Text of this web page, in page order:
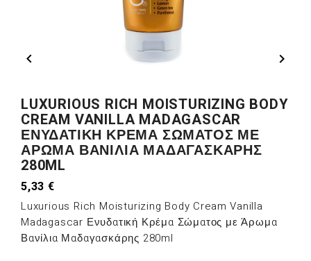
 
LUXURIOUS RICH MOISTURIZING BODY
CREAM VANILLA MADAGASCAR
ΕΝΥΔΑΤΙΚΉ ΚΡΈΜΑ ΣΏΜΑΤΟΣ ΜΕ
ΆΡΩΜΑ ΒΑΝΊΛΙΑ ΜΑΔΑΓΑΣΚΆΡΗΣ
280ML
5,33 €
Luxurious Rich Moisturizing Body Cream Vanilla
Madagascar Ενυδατική Κρέμα Σώματος με Άρωμα
Βανίλια Μαδαγασκάρης 280ml